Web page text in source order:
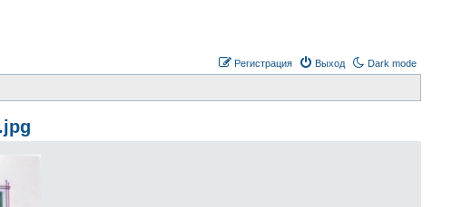
Dark mode
Выход
Регистрация